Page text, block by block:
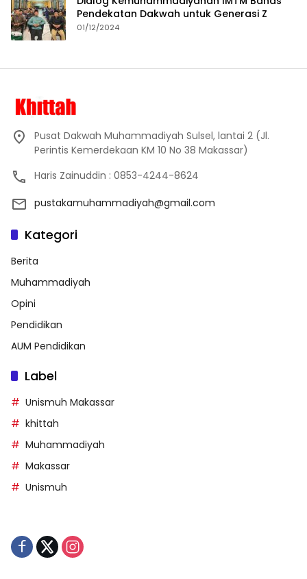
Pendekatan Dakwah untuk Generasi Z
01/12/2024
Pusat Dakwah Muhammadiyah Sulsel, lantai 2 (Jl.
Perintis Kemerdekaan KM 10 No 38 Makassar)
Haris Zainuddin : 0853-4244-8624
pustakamuhammadiyah@gmail.com
Kategori
Berita
Muhammadiyah
Opini
Pendidikan
AUM Pendidikan
Label
Unismuh Makassar
khittah
Muhammadiyah
Makassar
Unismuh